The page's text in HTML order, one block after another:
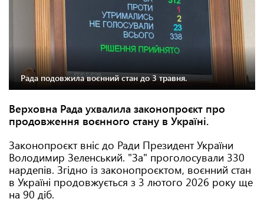
Рада подовжила воєнний стан до 3 травня.
Верховна Рада ухвалила законопроєкт про
продовження воєнного стану в Україні.
Законопроєкт вніс до Ради Президент України
Володимир Зеленський. "За" проголосували 330
нардепів. Згідно із законопроєктом, воєнний стан
в Україні продовжується з 3 лютого 2026 року ще
на 90 діб.